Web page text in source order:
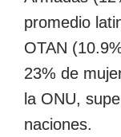
promedio
OTAN
23% de
la ONU,
naciones.